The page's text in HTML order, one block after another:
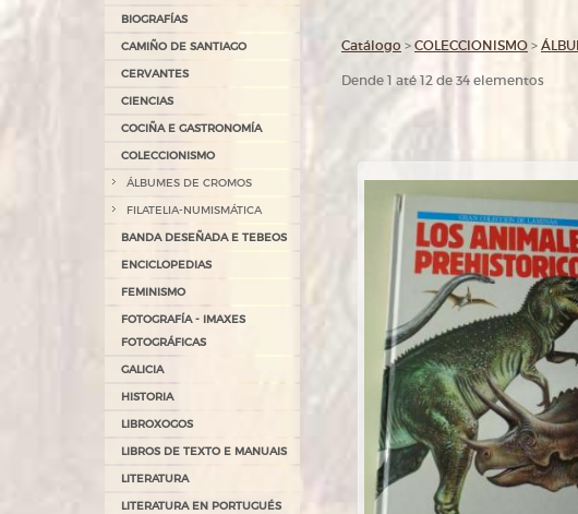
BIOGRAFÍAS
CAMIÑO DE SANTIAGO
CERVANTES
CIENCIAS
COCIÑA E GASTRONOMÍA
COLECCIONISMO
ÁLBUMES DE CROMOS
FILATELIA-NUMISMÁTICA
BANDA DESEÑADA E TEBEOS
ENCICLOPEDIAS
FEMINISMO
FOTOGRAFÍA - IMAXES
FOTOGRÁFICAS
GALICIA
HISTORIA
LIBROXOGOS
LIBROS DE TEXTO E MANUAIS
LITERATURA
LITERATURA EN PORTUGUÉS
Catálogo > COLECCIONISMO >
Dende 1 até 12 de 34 elementos